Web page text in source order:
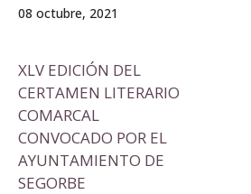
08 octubre, 2021
XLV EDICIÓN DEL
CERTAMEN LITERARIO
COMARCAL
CONVOCADO POR EL
AYUNTAMIENTO DE
SEGORBE